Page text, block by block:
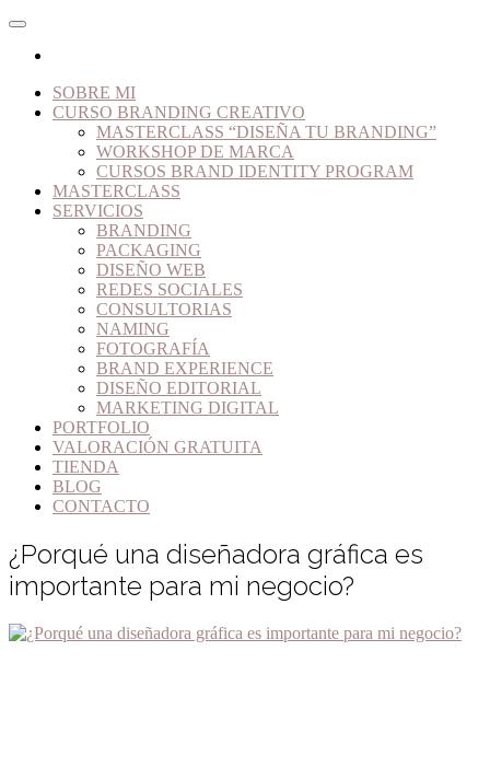
SOBRE MI
CURSO BRANDING CREATIVO
MASTERCLASS “DISEÑA TU BRANDING”
WORKSHOP DE MARCA
CURSOS BRAND IDENTITY PROGRAM
MASTERCLASS
SERVICIOS
BRANDING
PACKAGING
DISEÑO WEB
REDES SOCIALES
CONSULTORIAS
NAMING
FOTOGRAFÍA
BRAND EXPERIENCE
DISEÑO EDITORIAL
MARKETING DIGITAL
PORTFOLIO
VALORACIÓN GRATUITA
TIENDA
BLOG
CONTACTO
¿Porqué una diseñadora gráfica es
importante para mi negocio?